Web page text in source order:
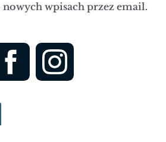
wpisach przez email.